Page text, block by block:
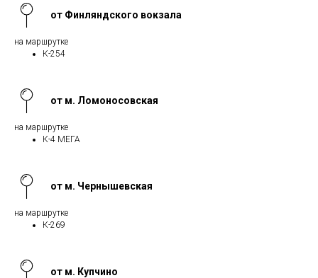
от Финляндского вокзала
на маршрутке
К-254
от м. Ломоносовская
на маршрутке
К-4 МЕГА
от м. Чернышевская
на маршрутке
К-269
от м. Купчино